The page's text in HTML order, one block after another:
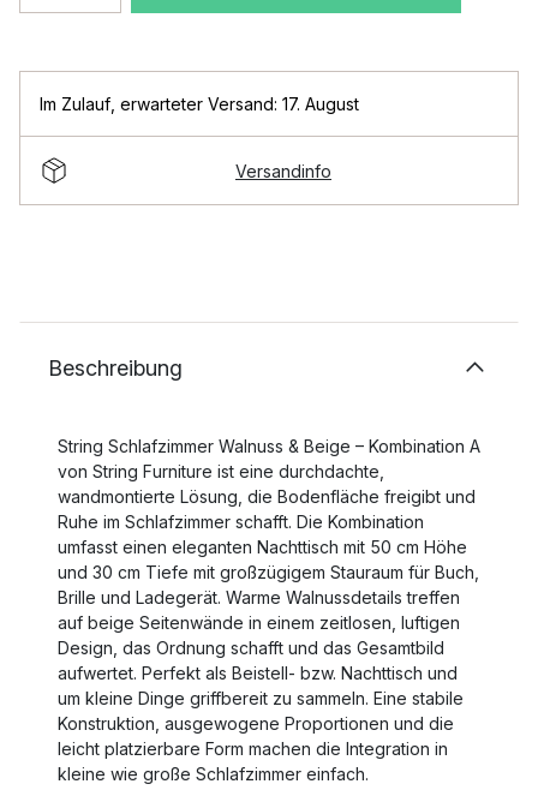
Im Zulauf erwarteter Versand: 17. August
Versandinfo
Beschreibung
String Schlafzimmer Walnuss & Beige – Kombination A
von String Furniture ist eine durchdachte,
wandmontierte Lösung, die Bodenfläche freigibt und
Ruhe im Schlafzimmer schafft. Die Kombination
umfasst einen eleganten Nachttisch mit 50 cm Höhe
und 30 cm Tiefe mit großzügigem Stauraum für Buch,
Brille und Ladegerät. Warme Walnussdetails treffen
auf beige Seitenwände in einem zeitlosen, luftigen
Design, das Ordnung schafft und das Gesamtbild
aufwertet. Perfekt als Beistell- bzw. Nachttisch und
um kleine Dinge griffbereit zu sammeln. Eine stabile
Konstruktion, ausgewogene Proportionen und die
leicht platzierbare Form machen die Integration in
kleine wie große Schlafzimmer einfach.